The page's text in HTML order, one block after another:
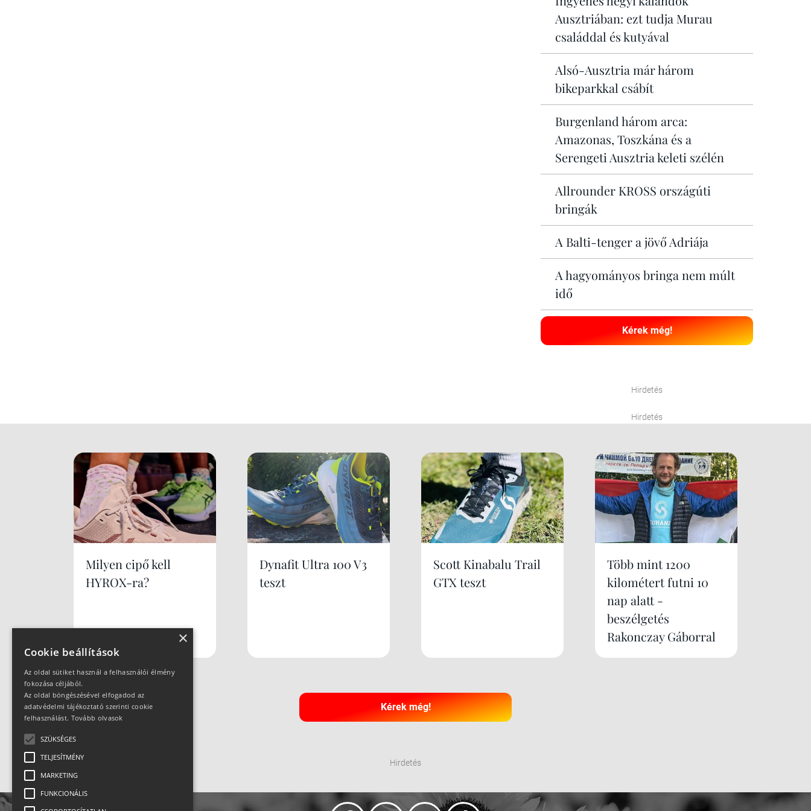
Ausztriában: ezt tudja Murau
családdal és kutyával
Alsó-Ausztria már három
bikeparkkal csábít
Burgenland három arca:
Amazonas, Toszkána és a
Serengeti Ausztria keleti szélén
Allrounder KROSS országúti
bringák
A Balti-tenger a jövő Adriája
A hagyományos bringa nem múlt
idő
Kérek még!
Hirdetés
Hirdetés
Milyen cipő kell
HYROX-ra?
Dynafit Ultra 100 V3
teszt
Scott Kinabalu Trail
GTX teszt
Több mint 1200
kilométert futni 10
nap alatt -
beszélgetés
Rakonczay Gáborral
Kérek még!
Hirdetés
×
Cookie beállítások
Az oldal sütiket használ a felhasználói élmény
fokozása céljából.
Az oldal böngészésével elfogadod az
adatvédelmi tájékoztató szerinti cookie
felhasználást. Tovább olvasok
SZÜKSÉGES
TELJESÍTMÉNY
MARKETING
FUNKCIONÁLIS